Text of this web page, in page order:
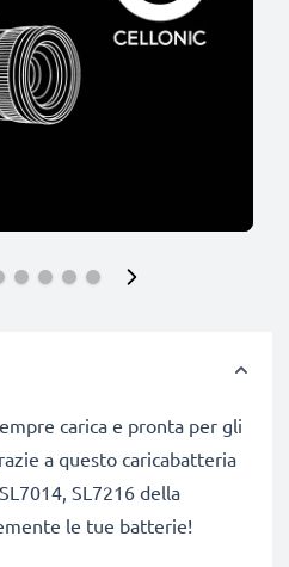
carica e pronta per gli
a questo caricabatteria
SL7216 della
le tue batterie!